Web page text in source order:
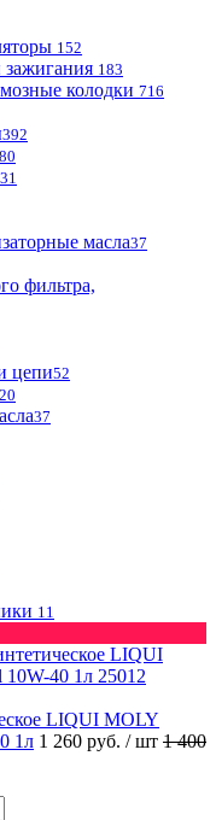
152
183
колодки 716
392
31
масла37
фильтра,
цепи52
20
37
11
LIQUI MOLY
1л 1 260 руб. / шт 1 400